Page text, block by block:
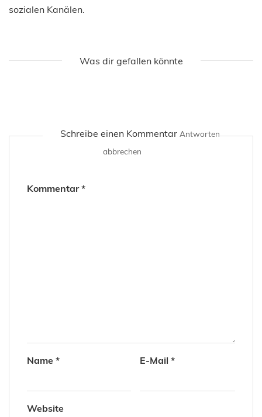
sozialen Kanälen.
Was dir gefallen könnte
Schreibe einen Kommentar Antworten
abbrechen
Kommentar*
Name * E-Mail *
Website